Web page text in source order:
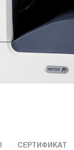
СЕРТИФИКАТ